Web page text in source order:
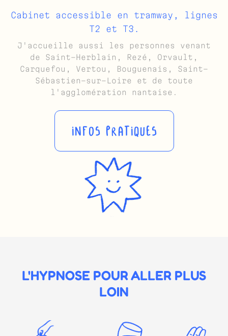
Cabinet accessible en tramway, lignes
T2 et T3.
J'accueille aussi les personnes venant
de Saint-Herblain, Rezé, Orvault,
Carquefou, Vertou, Bouguenais, Saint-
Sébastien-sur-Loire et de toute
l'agglomération nantaise.
INFOS PRATIQUES
L'HYPNOSE POUR ALLER PLUS
LOIN